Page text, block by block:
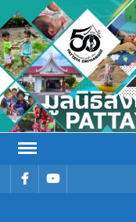
Skip
to
content
รายการรายการ